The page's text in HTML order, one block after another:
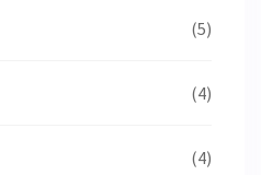
(5)
(4)
(4)